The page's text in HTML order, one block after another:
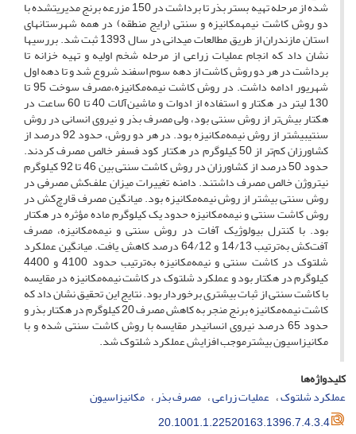
شده از مرحله تهیه بستر بذر تا برداشت در 150 مزرعه برنج مدیریت­شده با
دو روش کاشت نیمه­مکانیزه و سنتی (رایج منطقه) در همه شهرستان­های
استان مازندران از طریق مطالعات میدانی در سال 1393 ثبت شد. بررسی­ها
نشان داد که انجام عملیات زراعی از مرحله شخم اولیه و تهیه خزانه تا
برداشت در هر دو روش کاشت از دهه سوم اسفند شروع شد و تا دهه اول
شهریور ادامه داشت. در روش کاشت نیمه‌مکانیزه،مصرف سوخت 95 تا
130 لیتر در هکتار و استفاده از ادوات و ماشین‌آلات 40 تا 60 ساعت در
هکتار بیش‌تر از روش سنتی بود، ولی مصرف بذر و نیروی انسانی در روش
سنتیبیش­تر از روش نیمه‌مکانیزه بود. در هر دو روش، حدود 92 درصد از
کشاورزان کم‌تر از 50 کیلوگرم در هکتار کود فسفر خالص مصرف کردند.
حدود 50 درصد از کشاورزان در روش کاشت سنتی بین 46 تا 92 کیلوگرم
نیتروژن خالص مصرف داشتند. دامنه تغییرات میزان علف‌کش مصرفی در
روش سنتی بیش­تر از روش نیمه‌مکانیزه بود. میانگین مصرف قارچ‌کش در
روش کاشت سنتی و نیمه‌مکانیزه حدود یک کیلوگرم ماده مؤثره در هکتار
بود. با کنترل بیولوژیک آفات در روش سنتی و نیمه‌مکانیزه، مصرف
آفت‌کش به‌ترتیب 14/13 و 64/12 درصد کاهش یافت. میانگین عملکرد
شلتوک در کاشت سنتی و نیمه‌مکانیزه به‌ترتیب حدود 4100 و 4400
کیلوگرم در هکتار بود و عملکرد شلتوک در کاشت نیمه‌مکانیزه در مقایسه
با کاشت سنتی از ثبات بیش­تری برخوردار بود. نتایج این تحقیق نشان داد که
کاشت نیمه‌مکانیزه برنج منجر به کاهش مصرف 20 کیلوگرم در هکتار بذر و
حدود 65 درصد نیروی انسانیدر مقایسه با روش کاشت سنتی شده و با
مکانیزاسیون بیش­ترموجب افزایش عملکرد شلتوک شد.
کلیدواژه‌ها
عملکرد شلتوک عملیات زراعی مصرف بذر مکانیزاسیون
20.1001.1.22520163.1396.7.4.3.4